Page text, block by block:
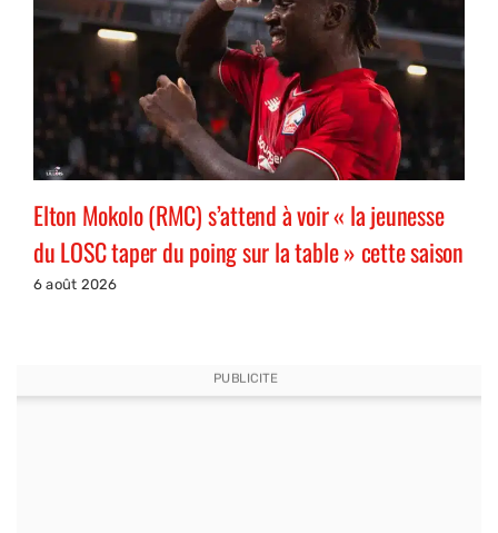
Elton Mokolo (RMC) s’attend à voir « la jeunesse
du LOSC taper du poing sur la table » cette saison
6 août 2026
PUBLICITE